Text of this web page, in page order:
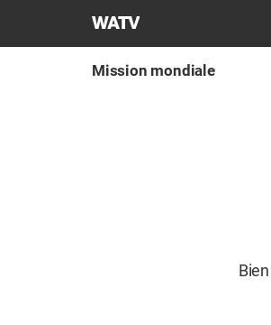
L'ÉGLISE
DIEU
Mission mondiale